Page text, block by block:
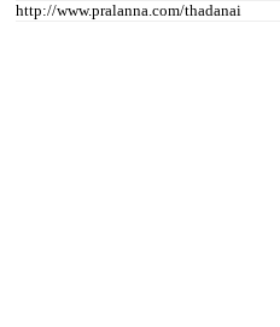
http://www.pralanna.com/thadanai